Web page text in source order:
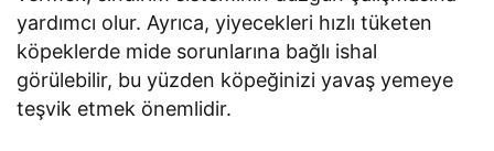
yardımcı olur. Ayrıca, yiyecekleri hızlı tüketen
köpeklerde mide sorunlarına bağlı ishal
görülebilir, bu yüzden köpeğinizi yavaş yemeye
teşvik etmek önemlidir.